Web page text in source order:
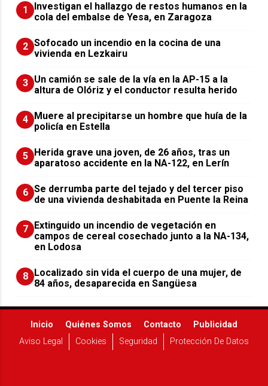
1
Investigan el hallazgo de restos humanos en la
cola del embalse de Yesa, en Zaragoza
2 Sofocado un incendio en la cocina de una
vivienda en Lezkairu
3 Un camión se sale de la vía en la AP-15 a la
altura de Olóriz y el conductor resulta herido
4
Muere al precipitarse un hombre que huía de la
policía en Estella
5
Herida grave una joven, de 26 años, tras un
aparatoso accidente en la NA-122, en Lerín
6 Se derrumba parte del tejado y del tercer piso
de una vivienda deshabitada en Puente la Reina
7
Extinguido un incendio de vegetación en
campos de cereal cosechado junto a la NA-134,
en Lodosa
8
Localizado sin vida el cuerpo de una mujer, de
84 años, desaparecida en Sangüesa
Inicio Quiénes Somos Contacto
Publicidad
Aviso Legal
Cookies Seguridad Protección De Datos